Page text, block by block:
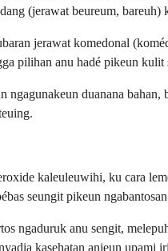
(jerawat beureum, bareuh)
jerawat komedonal
pilihan anu hadé pikeun kulit
ngagunakeun duanana
kaleuleuwihi, ku cara
seungit pikeun
ngaduruk anu sengit,
kasehatan anjeun upami